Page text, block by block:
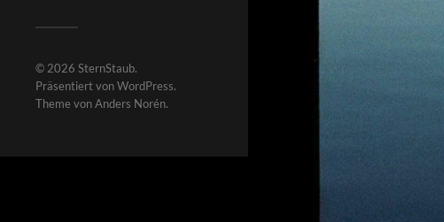
© 2026 SternStaub.
Präsentiert vonWordPress.
Theme vonAnders Norén.